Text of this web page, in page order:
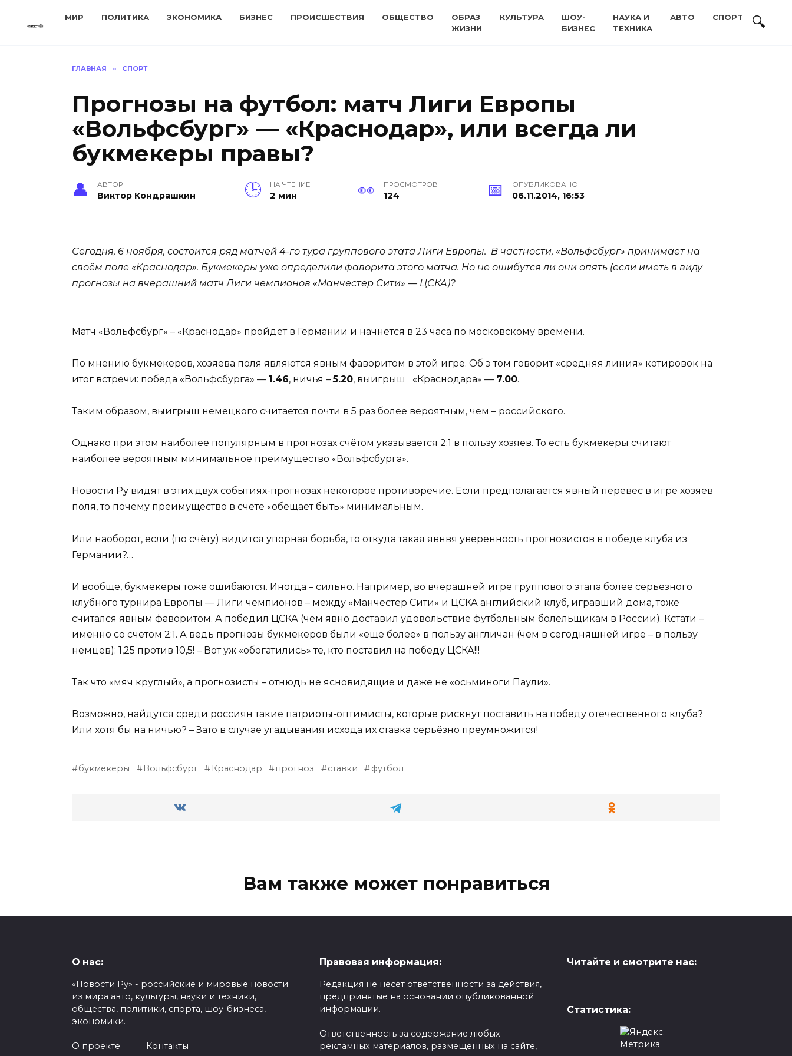
МИР ПОЛИТИКА ЭКОНОМИКА БИЗНЕС ПРОИСШЕСТВИЯ ОБЩЕСТВО
ОБРАЗ
ЖИЗНИ
КУЛЬТУРА
ШОУ-
БИЗНЕС
НАУКА И
ТЕХНИКА
АВТО СПОРТ
ГЛАВНАЯ » СПОРТ
Прогнозы на футбол: матч Лиги Европы
«Вольфсбург» — «Краснодар», или всегда ли
букмекеры правы?
АВТОР
Виктор Кондрашкин
НА ЧТЕНИЕ
2 мин
ПРОСМОТРОВ
124
ОПУБЛИКОВАНО
06.11.2014, 16:53
Сегодня, 6 ноября, состоится ряд матчей 4-го тура группового этата Лиги Европы. В частности, «Вольфсбург» принимает на
своём поле «Краснодар». Букмекеры уже определили фаворита этого матча. Но не ошибутся ли они опять (если иметь в виду
прогнозы на вчерашний матч Лиги чемпионов «Манчестер Сити» — ЦСКА)?
Матч «Вольфсбург» – «Краснодар» пройдёт в Германии и начнётся в 23 часа по московскому времени.
По мнению букмекеров, хозяева поля являются явным фаворитом в этой игре. Об э том говорит «средняя линия» котировок на
итог встречи: победа «Вольфсбурга» — 1.46, ничья –5.20, выигрыш «Краснодара» — 7.00.
Таким образом, выигрыш немецкого считается почти в 5 раз более вероятным, чем – российского.
Однако при этом наиболее популярным в прогнозах счётом указывается 2:1 в пользу хозяев. То есть букмекеры считают
наиболее вероятным минимальное преимущество «Вольфсбурга».
Новости Ру видят в этих двух событиях-прогнозах некоторое противоречие. Если предполагается явный перевес в игре хозяев
поля, то почему преимущество в счёте «обещает быть» минимальным.
Или наоборот, если (по счёту) видится упорная борьба, то откуда такая явнвя уверенность прогнозистов в победе клуба из
Германии?…
И вообще, букмекеры тоже ошибаются. Иногда – сильно. Например, во вчерашней игре группового этапа более серьёзного
клубного турнира Европы — Лиги чемпионов – между «Манчестер Сити» и ЦСКА английский клуб, игравший дома, тоже
считался явным фаворитом. А победил ЦСКА (чем явно доставил удовольствие футбольным болельщикам в России). Кстати –
именно со счётом 2:1. А ведь прогнозы букмекеров были «ещё более» в пользу англичан (чем в сегодняшней игре – в пользу
немцев): 1,25 против 10,5! – Вот уж «обогатились» те, кто поставил на победу ЦСКА!!!
Так что «мяч круглый», а прогнозисты – отнюдь не ясновидящие и даже не «осьминоги Паули».
Возможно, найдутся среди россиян такие патриоты-оптимисты, которые рискнут поставить на победу отечественного клуба?
Или хотя бы на ничью? – Зато в случае угадывания исхода их ставка серьёзно преумножится!
букмекеры Вольфсбург Краснодар прогноз ставки футбол
Вам также может понравиться
выступит на ЮГП в
София Дзепка
В составе российских
участников этапа в Китае
юниорского
0 106
Гуменник получили
ISU
Очередная партия российских
фигуристов получила
заявить на челленджер
В отсутствие сообщений
ФФККР о заявленном составе
0 533
участие в шоу Авербуха
Игнатова (Трусова) не может
351
О нас:
«Новости Ру» - российские и мировые новости
из мира авто, культуры, науки и техники,
общества, политики, спорта, шоу-бизнеса,
экономики.
О проекте Контакты
Правовая информация:
Редакция не несет ответственности за действия,
предпринятые на основании опубликованной
информации.
Ответственность за содержание любых
рекламных материалов, размещенных на сайте,
Читайте и смотрите нас:
Статистика: